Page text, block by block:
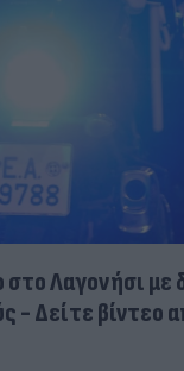
στο Λαγονήσι με
- Δείτε βίντεο